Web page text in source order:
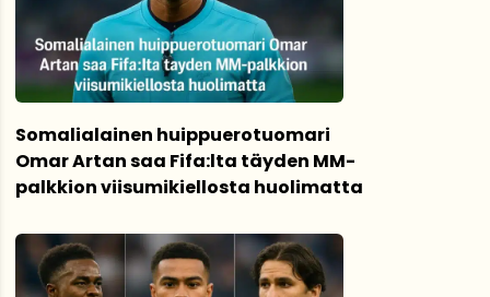
Somalialainen huippuerotuomari
Omar Artan saa Fifa:lta täyden MM-
palkkion viisumikiellosta huolimatta